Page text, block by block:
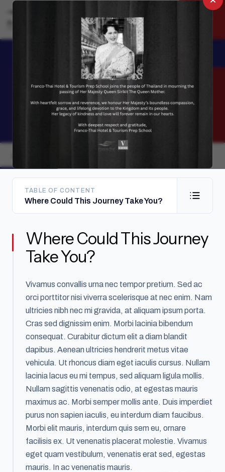
Apply Now
Careers & Internship
LAST UPDATED
10thOctober 2025
TABLE OF CONTENT
Where Could This Journey Take You?
Where Could This Journey
Take You?
Vivamus convallis urna nec tempor pretium. Sed ac
orci porttitor nisi viverra scelerisque at nec enim. Nam
ultricies nibh nec mi gravida, at aliquam ipsum porta.
Cras sed dignissim enim. Morbi lacinia bibendum
consequat. Curabitur dictum elit a diam blandit
dapibus. Aenean ultricies hendrerit metus vitae
vehicula. Ut rhoncus diam eget iaculis cursus. Nullam
lacinia lacus eu mi tempus, sed aliquam ligula mollis.
Nullam sagittis venenatis odio, at egestas mauris
maximus ac. Morbi semper mollis ante. Duis imperdiet
purus non sapien iaculis, eu interdum diam faucibus.
Morbi elit mauris, interdum quis sem eu, ornare
facilisis ex. Ut venenatis placerat molestie. Vivamus
eget quam vestibulum, venenatis erat sed, egestas
mauris. In ac venenatis mauris.